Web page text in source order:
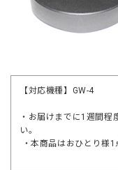
【対応機種】GW-4
・お届けまでに1週間程
い。
・本商品はおひとり様1